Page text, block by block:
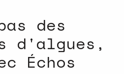
des
d'algues,
Échos